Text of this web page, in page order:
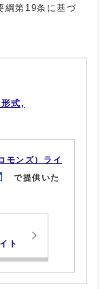
綱第19条に基づ
式,
モンズ）ライ
で提供いた
ト